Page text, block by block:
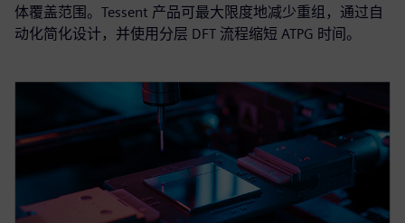
体覆盖范围。Tessent 产品可最大限度地减少重组，通过自
动化简化设计，并使用分层 DFT 流程缩短 ATPG 时间。